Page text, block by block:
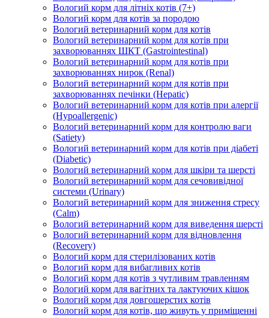
Вологий корм для літніх котів (7+)
Вологий корм для котів за породою
Вологий ветеринарний корм для котів
Вологий ветеринарний корм для котів при
захворюваннях ШКТ (Gastrointestinal)
Вологий ветеринарний корм для котів при
захворюваннях нирок (Renal)
Вологий ветеринарний корм для котів при
захворюваннях печінки (Hepatic)
Вологий ветеринарний корм для котів при алергії
(Hypoallergenic)
Вологий ветеринарний корм для контролю ваги
(Satiety)
Вологий ветеринарний корм для котів при діабеті
(Diabetic)
Вологий ветеринарний корм для шкіри та шерсті
Вологий ветеринарний корм для сечовивідної
системи (Urinary)
Вологий ветеринарний корм для зниження стресу
(Calm)
Вологий ветеринарний корм для виведення шерсті
Вологий ветеринарний корм для відновлення
(Recovery)
Вологий корм для стерилізованих котів
Вологий корм для вибагливих котів
Вологий корм для котів з чутливим травленням
Вологий корм для вагітних та лактуючих кішок
Вологий корм для довгошерстих котів
Вологий корм для котів, що живуть у приміщенні